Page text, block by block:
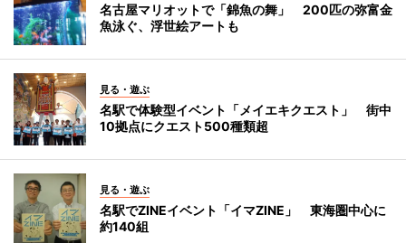
名古屋マリオットで「錦魚の舞」 200匹の弥富金
魚泳ぐ、浮世絵アートも
見る・遊ぶ
名駅で体験型イベント「メイエキクエスト」 街中
10拠点にクエスト500種類超
見る・遊ぶ
名駅でZINEイベント「イマZINE」 東海圏中心に
約140組